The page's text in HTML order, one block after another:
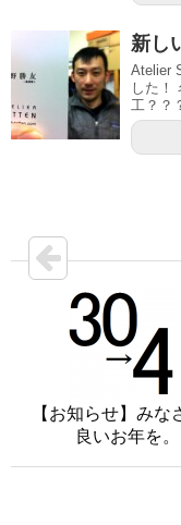
新し
Atelier
した！
工？？
【お知らせ】みな
良いお年を。